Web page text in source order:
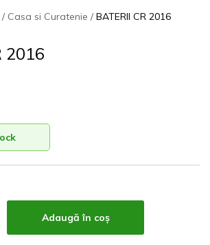
Casa si Curatenie BATERII CR 2016
2016
Adaugă în coș